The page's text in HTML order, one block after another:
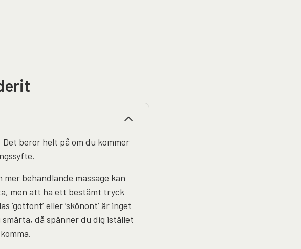
beror helt på om du kommer
behandlande massage kan
men att ha ett bestämt tryck
eller ’skönont’ är inget
då spänner du dig istället